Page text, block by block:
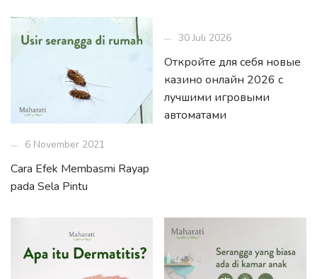
6 November 2021
Cara Efek Membasmi Rayap
pada Sela Pintu
30 Juli 2026
Откройте для себя новые
казино онлайн 2026 с
лучшими игровыми
автоматами